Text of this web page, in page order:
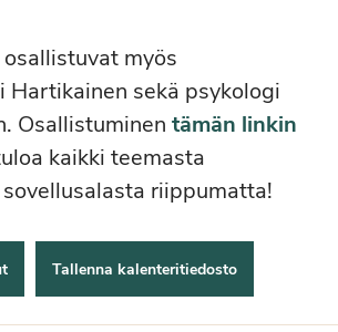
myös
Hartikainen sekä psykologi
Osallistuminen tämän linkin
kaikki teemasta
riippumatta!